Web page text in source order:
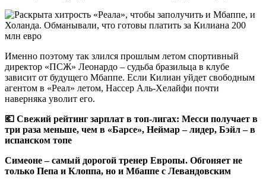
Именно поэтому так злился прошлым летом спортивный
директор «ПСЖ» Леонардо – судьба бразильца в клубе
зависит от будущего Мбаппе. Если Килиан уйдет свободным
агентом в «Реал» летом, Нассер Аль-Хелайфи почти
наверняка уволит его.
💶 Свежий рейтинг зарплат в топ-лигах: Месси получает в
три раза меньше, чем в «Барсе», Неймар – лидер, Бэйл – в
испанском топе
Симеоне – самый дорогой тренер Европы. Обгоняет не
только Пепа и Клоппа, но и Мбаппе с Левандовским